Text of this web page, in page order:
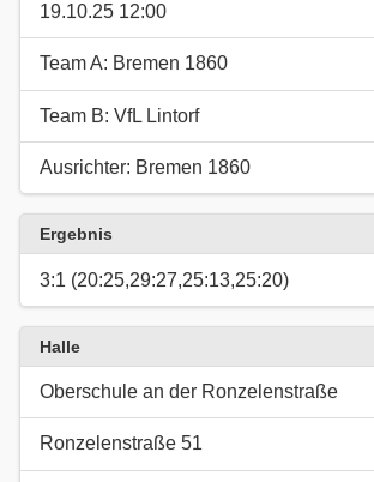
19.10.25 12:00
Team A: Bremen 1860
Team B: VfL Lintorf
Ausrichter: Bremen 1860
Ergebnis
3:1 (20:25,29:27,25:13,25:20)
Halle
Oberschule an der Ronzelenstraße
Ronzelenstraße 51